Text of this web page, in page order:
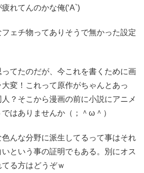
れてんのかな俺(‘A`)
ェチ物ってありそうで無かった設定
てたのだが、今これを書くために画
変！これって原作がちゃんとあっ
？そこから漫画の前に小説にアニメ
はありませんか（；＾ω＾）
んな分野に派生してるって事はそれ
という事の証明でもある。別にオス
る方はどうぞｗ